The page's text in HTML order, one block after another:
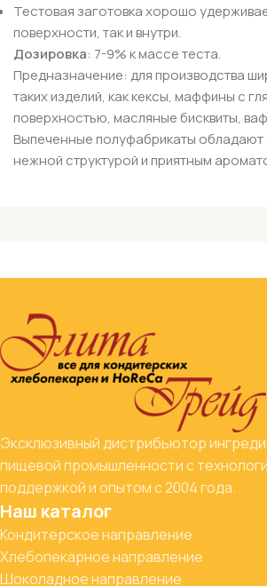
Тестовая заготовка хорошо
поверхности, так и внутри.
Дозировка: 7-9% к массе теста.
Предназначение: для производства
таких изделий, как кексы, маффины с
поверхностью, масляные бисквиты,
Выпеченные полуфабрикаты обладают
нежной структурой и приятным
Эксклюзивный дистрибьютор
пищевой промышленности с
поддержкой и опытом с 2004 года.
Наш каталог
Кондитерское направление
Хлебопекарное направление
Шоколадное направление